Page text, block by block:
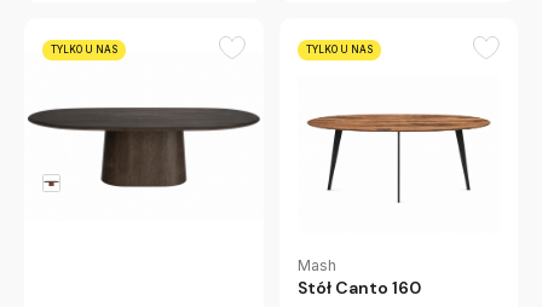
TYLKO U NAS
MOMA Studio
Stół Armand 240 Cm
Przydymiony
TYLKO U NAS
Mash
Stół Canto 160